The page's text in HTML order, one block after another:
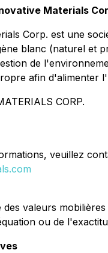
Materials
Corp. est une
blanc (naturel et
de
afin d'alimenter
CORP.
veuillez
valeurs
ou de